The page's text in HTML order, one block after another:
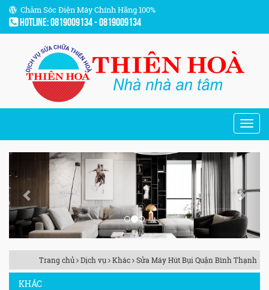
Chăm Sóc Điện Máy Chính Hãng 100%
Hotline: 0819009134 - 0819009134
Previous Next
Trang chủ Dịch vụ Khác Sửa Máy Hút Bụi Quận Bình Thạnh
KHÁC